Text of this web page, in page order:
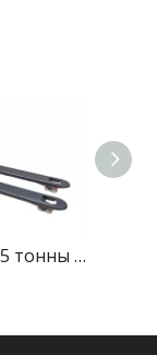
Электрическая тележка Everlift 2 тонны 2000 кг с двигателем переменного тока Контроллер Curtis переменного тока ELEP-20B